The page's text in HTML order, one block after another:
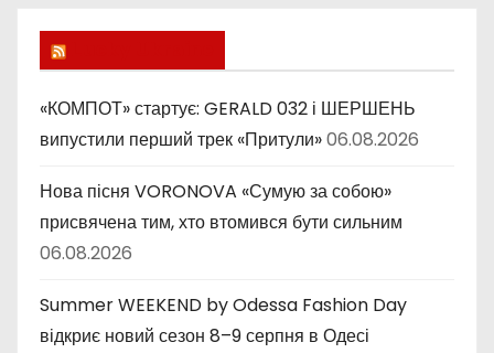
к
и
«КОМПОТ» стартує: GERALD 032 і ШЕРШЕНЬ
випустили перший трек «Притули»06.08.2026
Нова пісня VORONOVA «Сумую за собою»
присвячена тим, хто втомився бути сильним
06.08.2026
Summer WEEKEND by Odessa Fashion Day
відкриє новий сезон 8–9 серпня в Одесі